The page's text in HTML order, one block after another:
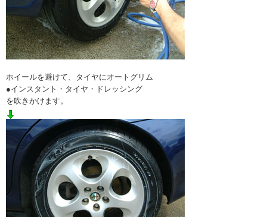
ホイールを避けて、タイヤにオートグリム
●インスタント・タイヤ・ドレッシング
を吹きかけます。